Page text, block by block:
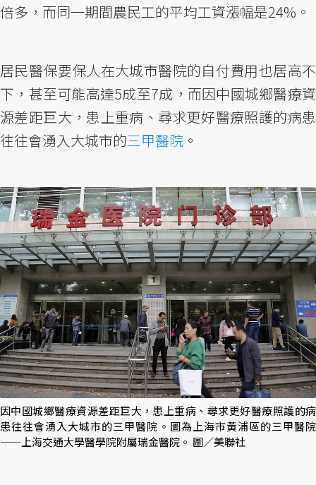
倍多，而同一期間農民工的平均工資漲幅是24%。
居民醫保要保人在大城市醫院的自付費用也居高不
下，甚至可能高達5成至7成，而因中國城鄉醫療資
源差距巨大，患上重病、尋求更好醫療照護的病患
往往會湧入大城市的三甲醫院 。
因中國城鄉醫療資源差距巨大，患上重病、尋求更好醫療照護的病
患往往會湧入大城市的三甲醫院。圖為上海市黃浦區的三甲醫院
——上海交通大學醫學院附屬瑞金醫院。 圖／美聯社